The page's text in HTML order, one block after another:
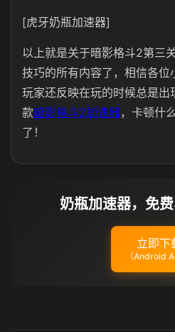
[虎牙奶瓶加速器]
以上就是关于暗影格斗2第三
技巧的所有内容了，相信各位
玩家还反映在玩的时候总是
款暗影格斗2加速器，卡顿什
了！
奶瓶加速器，免
立即下
（Android